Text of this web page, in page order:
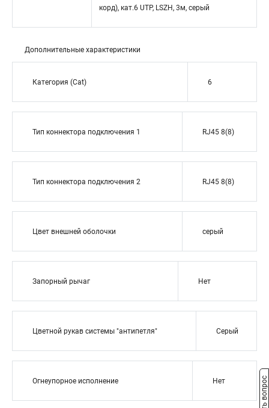
корд), кат.6 UTP, LSZH, 3м, серый
Дополнительные характеристики
Категория (Cat) 6
Тип коннектора подключения 1 RJ45 8(8)
Тип коннектора подключения 2 RJ45 8(8)
Цвет внешней оболочки серый
Запорный рычаг Нет
Цветной рукав системы "антипетля" Серый
Огнеупорное исполнение Нет